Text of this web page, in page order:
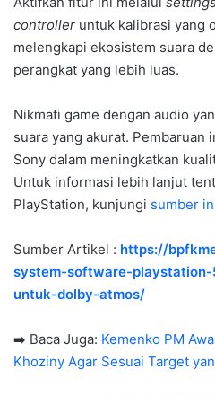
controller untuk kalibrasi yang
melengkapi ekosistem suara
perangkat yang lebih luas.
Nikmati game dengan audio
suara yang akurat. Pembaruan
Sony dalam meningkatkan
Untuk informasi lebih lanjut
PlayStation, kunjungi sumber
Sumber Artikel : https://
system-software-
untuk-dolby-atmos/
➡️ Baca Juga: Kemenko PM
Khoziny Agar Sesuai Target